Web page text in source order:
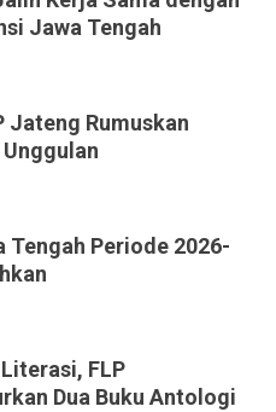
Jawa Tengah
Jateng Rumuskan
Tengah Periode 2026-
FLP
Dua Buku Antologi